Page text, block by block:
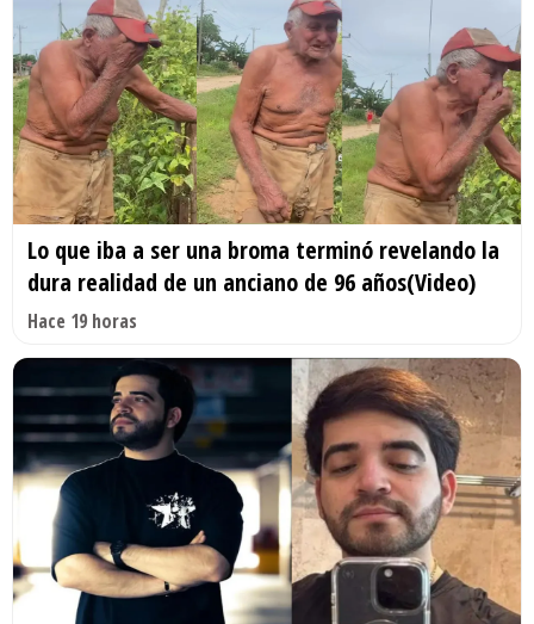
Lo que iba a ser una broma terminó revelando la
dura realidad de un anciano de 96 años(Video)
Hace 19 horas